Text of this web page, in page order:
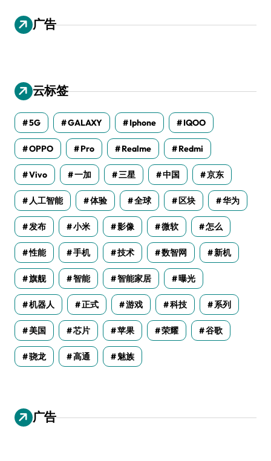
广告
云标签
5G GALAXY Iphone IQOO
OPPO Pro Realme Redmi
Vivo 一加 三星 中国 京东
人工智能 体验 全球 区块 华为
发布 小米 影像 微软 怎么
性能 手机 技术 数智网 新机
旗舰 智能 智能家居 曝光
机器人 正式 游戏 科技 系列
美国 芯片 苹果 荣耀 谷歌
骁龙 高通 魅族
广告